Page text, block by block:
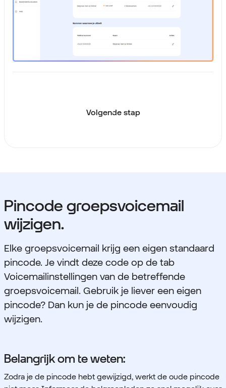
Volgende stap
Pincode groepsvoicemail
wijzigen.
Elke groepsvoicemail krijg een eigen standaard
pincode. Je vindt deze code op de tab
Voicemailinstellingen van de betreffende
groepsvoicemail. Gebruik je liever een eigen
pincode? Dan kun je de pincode eenvoudig
wijzigen.
Belangrijk om te weten:
Zodra je de pincode hebt gewijzigd, werkt de oude pincode